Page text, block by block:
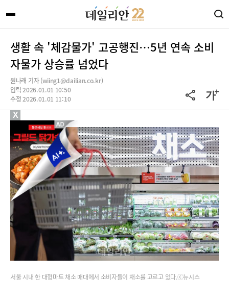
생활 속 '체감물가' 고공행진…5년 연속 소비
자물가 상승률 넘었다
원나래 기자 (wiing1@dailian.co.kr)
입력 2026.01.01 10:50
수정 2026.01.01 11:10
서울 시내 한 대형마트 채소 매대에서 소비자들이 채소를 고르고 있다.ⓒ뉴시스
X